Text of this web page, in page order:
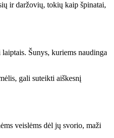
ir daržovių, tokių kaip špinatai,
Šunys, kuriems naudinga
gali suteikti aiškesnį
veislėms dėl jų svorio, maži